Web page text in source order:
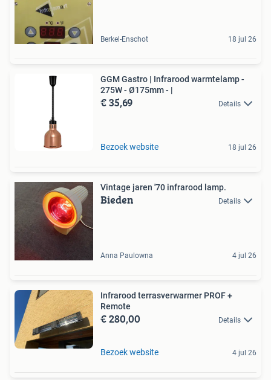
Berkel-Enschot 18 jul 26
GGM Gastro | Infrarood warmtelamp -
275W - Ø175mm - |
€ 35,69 Details
Bezoek website 18 jul 26
Vintage jaren '70 infrarood lamp.
Bieden Details
Anna Paulowna 4 jul 26
Infrarood terrasverwarmer PROF +
Remote
€ 280,00 Details
Bezoek website 4 jul 26